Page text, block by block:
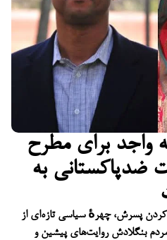
واجد برای مطرح
ضدپاکستانی به
پسرش، چهرهٔ سیاسی تازه‌ای از
مردم بنگلادش روایت‌های پیشین و